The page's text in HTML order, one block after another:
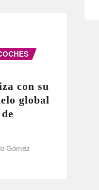
con su
global
Gómez